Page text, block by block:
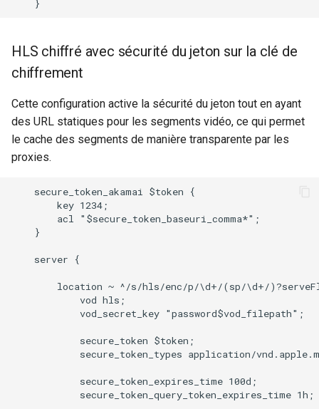
HLS chiffré avec sécurité du jeton sur la clé de
chiffrement
Cette configuration active la sécurité du jeton tout en ayant
des URL statiques pour les segments vidéo, ce qui permet
le cache des segments de manière transparente par les
proxies.
    secure_token_akamai $token {
        key 1234;
        acl "$secure_token_baseuri_comma*";
    }
    server {
location ~ ^/s/hls/enc/p/\d+/(sp/\d+/
            vod hls;
            vod_secret_key "password$vod_filepath";
            secure_token $token;
secure_token_types application/
            secure_token_expires_time 100d;
            secure_token_query_token_expires_time 1h;